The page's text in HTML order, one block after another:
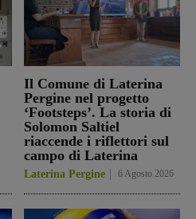
Il Comune di Laterina
Pergine nel progetto
‘Footsteps’. La storia di
Solomon Saltiel
riaccende i riflettori sul
campo di Laterina
Laterina Pergine 6 Agosto 2026